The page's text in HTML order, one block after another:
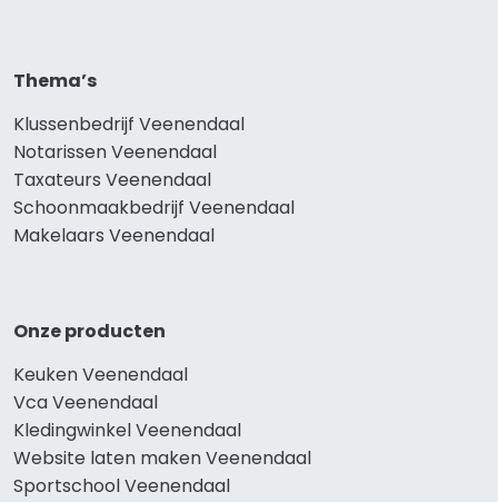
Thema’s
Klussenbedrijf Veenendaal
Notarissen Veenendaal
Taxateurs Veenendaal
Schoonmaakbedrijf Veenendaal
Makelaars Veenendaal
Onze producten
Keuken Veenendaal
Vca Veenendaal
Kledingwinkel Veenendaal
Website laten maken Veenendaal
Sportschool Veenendaal